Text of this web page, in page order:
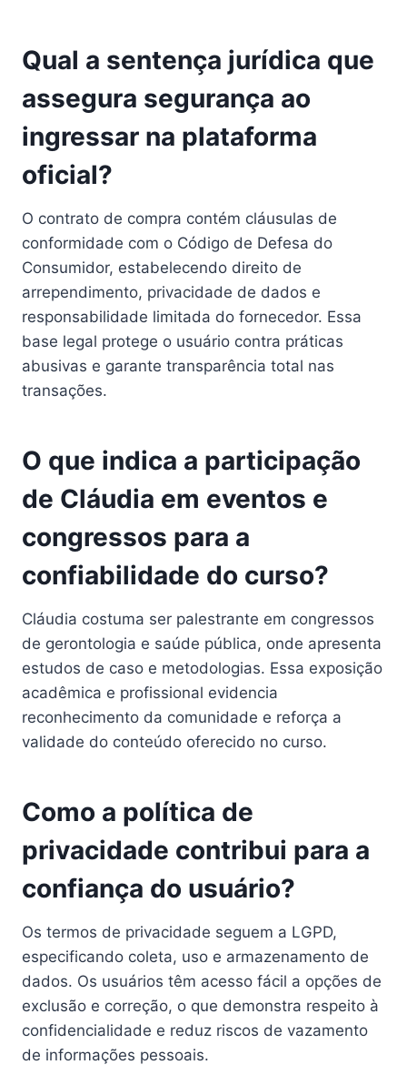
Qual a sentença jurídica que
assegura segurança ao
ingressar na plataforma
oficial?
O contrato de compra contém cláusulas de
conformidade com o Código de Defesa do
Consumidor, estabelecendo direito de
arrependimento, privacidade de dados e
responsabilidade limitada do fornecedor. Essa
base legal protege o usuário contra práticas
abusivas e garante transparência total nas
transações.
O que indica a participação
de Cláudia em eventos e
congressos para a
confiabilidade do curso?
Cláudia costuma ser palestrante em congressos
de gerontologia e saúde pública, onde apresenta
estudos de caso e metodologias. Essa exposição
acadêmica e profissional evidencia
reconhecimento da comunidade e reforça a
validade do conteúdo oferecido no curso.
Como a política de
privacidade contribui para a
confiança do usuário?
Os termos de privacidade seguem a LGPD,
especificando coleta, uso e armazenamento de
dados. Os usuários têm acesso fácil a opções de
exclusão e correção, o que demonstra respeito à
confidencialidade e reduz riscos de vazamento
de informações pessoais.